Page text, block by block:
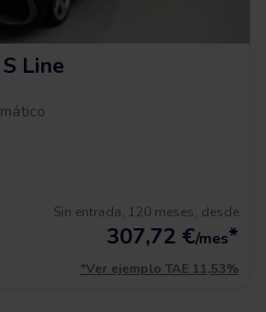
Line
Sin entrada, 120 meses, desde
307,72 €/mes*
*Ver ejemplo TAE 11,53%